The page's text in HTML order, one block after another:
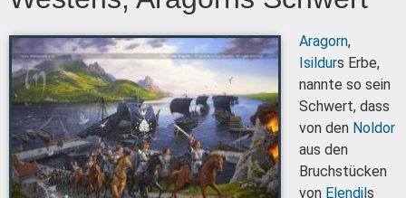
Aragorn,
Isildurs Erbe,
nannte so sein
Schwert, dass
von den Noldor
aus den
Bruchstücken
von Elendil s